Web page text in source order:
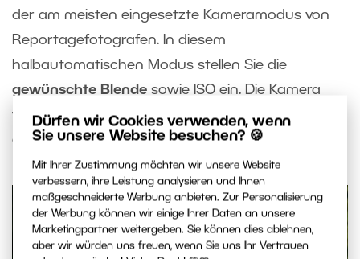
Dürfen wir Cookies verwenden, wenn
Sie unsere Website besuchen? 🍪
Mit Ihrer Zustimmung möchten wir unsere Website
verbessern, ihre Leistung analysieren und Ihnen
maßgeschneiderte Werbung anbieten. Zur Personalisierung
der Werbung können wir einige Ihrer Daten an unsere
Marketingpartner weitergeben. Sie können dies ablehnen,
aber wir würden uns freuen, wenn Sie uns Ihr Vertrauen
der am meisten eingesetzte Kameramodus von
Reportagefotografen. In diesem
halbautomatischen Modus stellen Sie die
gewünschte Blende sowie ISO ein. Die Kamera
wählt anschließenddie richtige Verschlusszeit
aus.